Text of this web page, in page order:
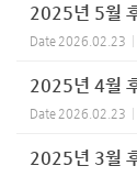
2025년 5월
Date 2026.02.23
2025년 4월
Date 2026.02.23
2025년 3월